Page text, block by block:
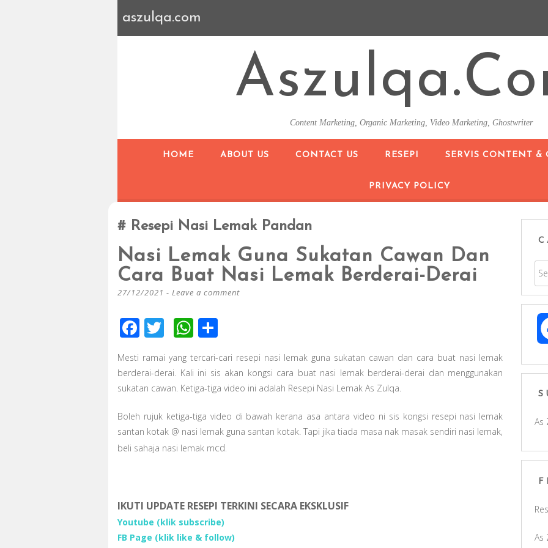
aszulqa.com
Content Marketing, Organic Marketing, Video Marketing, Ghostwriter
HOME
ABOUT US CONTACT US RESEPI SERVIS CONTENT &
PRIVACY POLICY
Resepi Nasi Lemak Pandan
Nasi Lemak Guna Sukatan Cawan Dan
Cara Buat Nasi Lemak Berderai-Derai
27/12/2021 Leave a comment
F
e
b
o
k
T
wi
tt
er
W
at
s
A
p
p
ar
e
Mesti ramai yang tercari-cari resepi nasi lemak guna sukatan cawan dan cara buat nasi lemak
berderai-derai. Kali ini sis akan kongsi cara buat nasi lemak berderai-derai dan menggunakan
sukatan cawan. Ketiga-tiga video ini adalah Resepi Nasi Lemak As Zulqa.
Boleh rujuk ketiga-tiga video di bawah kerana asa antara video ni sis kongsi resepi nasi lemak
santan kotak @ nasi lemak guna santan kotak. Tapi jika tiada masa nak masak sendiri nasi lemak,
beli sahaja nasi lemak mcd.
IKUTI UPDATE RESEPI TERKINI SECARA EKSKLUSIF
Youtube (klik subscribe)
FB Page (klik like & follow)
As
As